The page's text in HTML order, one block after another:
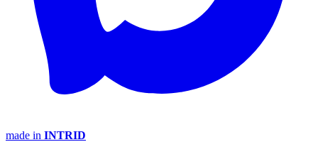
made in INTRID